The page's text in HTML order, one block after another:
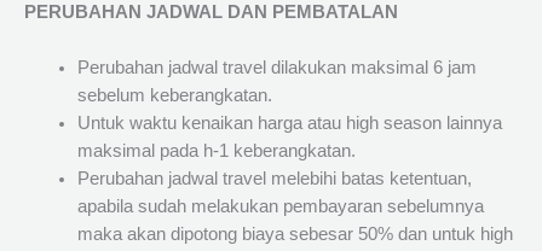
PERUBAHAN JADWAL DAN PEMBATALAN
Perubahan jadwal travel dilakukan maksimal 6 jam
sebelum keberangkatan.
Untuk waktu kenaikan harga atau high season lainnya
maksimal pada h-1 keberangkatan.
Perubahan jadwal travel melebihi batas ketentuan,
apabila sudah melakukan pembayaran sebelumnya
maka akan dipotong biaya sebesar 50% dan untuk high